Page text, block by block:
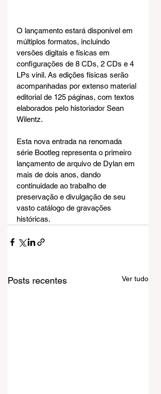
O lançamento estará disponível em
múltiplos formatos, incluindo
versões digitais e físicas em
configurações de 8 CDs, 2 CDs e 4
LPs vinil. As edições físicas serão
acompanhadas por extenso material
editorial de 125 páginas, com textos
elaborados pelo historiador Sean
Wilentz.
Esta nova entrada na renomada
série Bootleg representa o primeiro
lançamento de arquivo de Dylan em
mais de dois anos, dando
continuidade ao trabalho de
preservação e divulgação de seu
vasto catálogo de gravações
históricas.
Posts recentes Ver tudo